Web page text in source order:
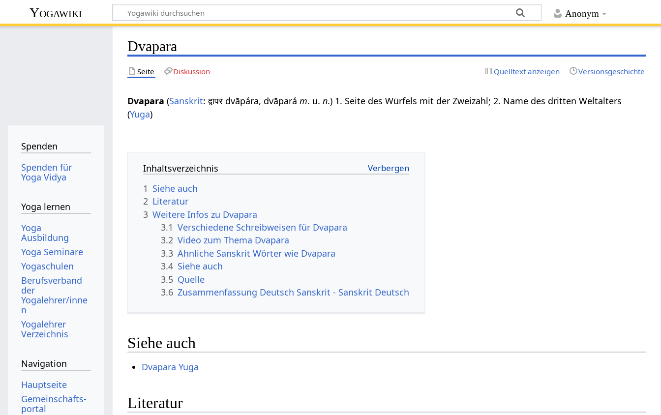
Anonym
Yogawiki
Dvapara
Seite Diskussion Quelltext anzeigen Versionsgeschichte
Dvapara (Sanskrit: द्वापर dvāpára, dvāparám. u.n.) 1. Seite des Würfels mit der Zweizahl; 2. Name des dritten Weltalters
(Yuga)
Inhaltsverzeichnis
1 Siehe auch
2 Literatur
3 Weitere Infos zu Dvapara
3.1 Verschiedene Schreibweisen für Dvapara
3.2 Video zum Thema Dvapara
3.3 Ähnliche Sanskrit Wörter wie Dvapara
3.4 Siehe auch
3.5 Quelle
3.6 Zusammenfassung Deutsch Sanskrit - Sanskrit Deutsch
Siehe auch
Dvapara Yuga
Literatur
Spenden
Spenden für
Yoga Vidya
Yoga lernen
Yoga
Ausbildung
Yoga Seminare
Yogaschulen
Berufsverband
der
Yogalehrer/inne
n
Yogalehrer
Verzeichnis
Navigation
Hauptseite
Gemeinschafts­
portal